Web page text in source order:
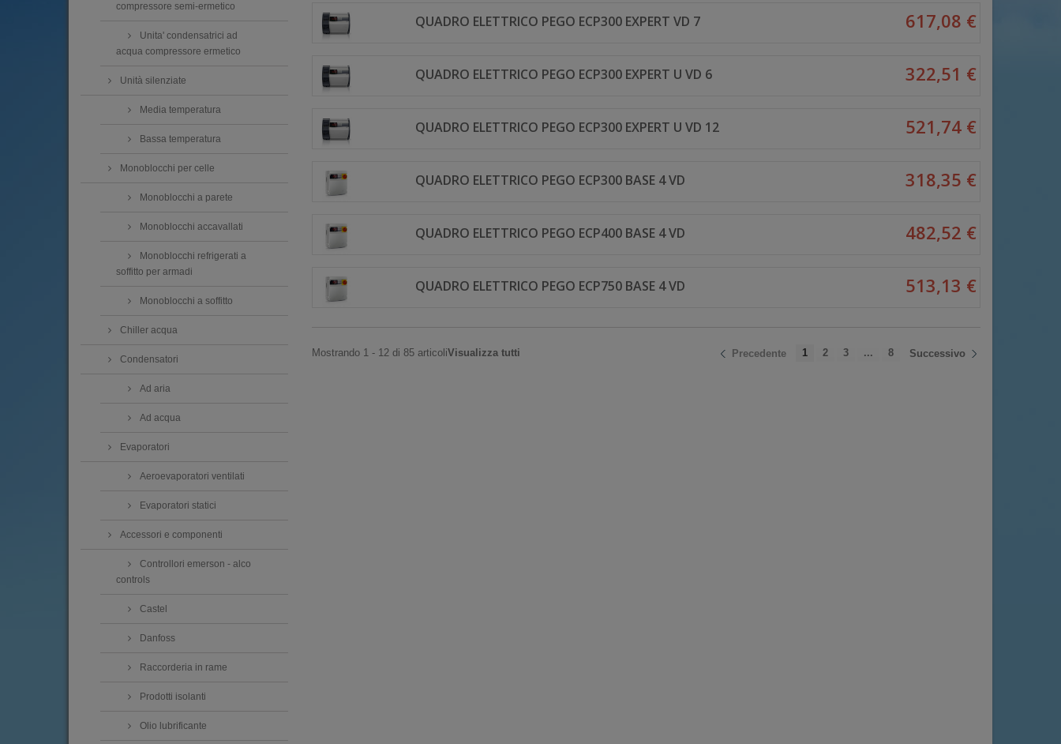
compressore semi-ermetico
Unita' condensatrici ad
acqua compressore ermetico
Unità silenziate
Media temperatura
Bassa temperatura
Monoblocchi per celle
Monoblocchi a parete
Monoblocchi accavallati
Monoblocchi refrigerati a
soffitto per armadi
Monoblocchi a soffitto
Chiller acqua
Condensatori
Ad aria
Ad acqua
Evaporatori
Aeroevaporatori ventilati
Evaporatori statici
Accessori e componenti
Controllori emerson - alco
controls
Castel
Danfoss
Raccorderia in rame
Prodotti isolanti
Olio lubrificante
QUADRO ELETTRICO PEGO ECP300 EXPERT VD 7 617,08 €
QUADRO ELETTRICO PEGO ECP300 EXPERT U VD 6 322,51 €
QUADRO ELETTRICO PEGO ECP300 EXPERT U VD 12 521,74 €
QUADRO ELETTRICO PEGO ECP300 BASE 4 VD 318,35 €
QUADRO ELETTRICO PEGO ECP400 BASE 4 VD 482,52 €
QUADRO ELETTRICO PEGO ECP750 BASE 4 VD 513,13 €
Precedente 1 2 3 ... 8 Successivo
Mostrando 1 - 12 di 85 articoliVisualizza tutti